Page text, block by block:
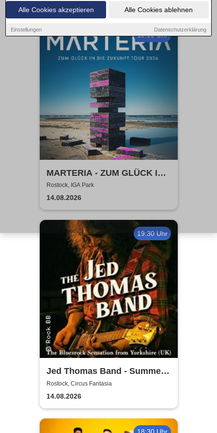
Alle Cookies akzeptieren Alle Cookies ablehnen
Einstellungen Datenschutzerklärung
19:00 Uhr
MARTERIA - ZUM GLÜCK IN
DIE ZUKUNFT TOUR 2026
Rostock, IGA Park
14.08.2026
19:30 Uhr
Jed Thomas Band - Summer
Tour 2026
Rostock, Circus Fantasia
14.08.2026